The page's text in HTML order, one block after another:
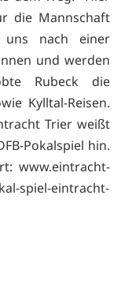
die Mannschaft
nach einer
und werden
Rubeck die
Kylltal-Reisen.
Trier weißt
Pokalspiel hin.
www.eintracht-
spiel-eintracht-